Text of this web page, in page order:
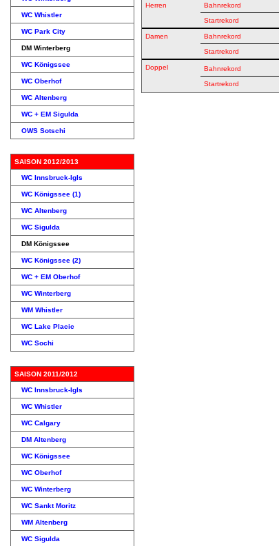
WC Whistler
WC Park City
DM Winterberg
WC Königssee
WC Oberhof
WC Altenberg
WC + EM Sigulda
OWS Sotschi
SAISON 2012/2013
WC Innsbruck-Igls
WC Königssee (1)
WC Altenberg
WC Sigulda
DM Königssee
WC Königssee (2)
WC + EM Oberhof
WC Winterberg
WM Whistler
WC Lake Placic
WC Sochi
SAISON 2011/2012
WC Innsbruck-Igls
WC Whistler
WC Calgary
DM Altenberg
WC Königssee
WC Oberhof
WC Winterberg
WC Sankt Moritz
WM Altenberg
WC Sigulda
Herren Bahnrekord
Startrekord
Damen Bahnrekord
Startrekord
Doppel Bahnrekord
Startrekord